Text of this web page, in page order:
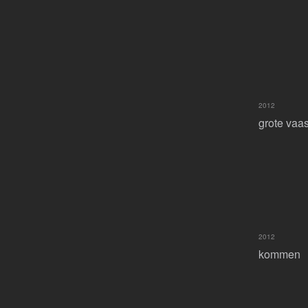
grote
2012
kommen
2012